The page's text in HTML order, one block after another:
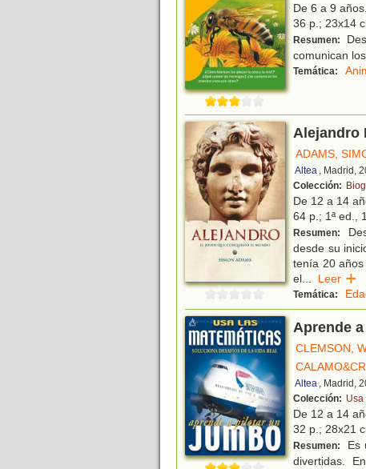
De 6 a 9 años.
36 p.; 23x14
Resumen:
comunican
Temática:
Alejandro
ADAMS,
Altea , Madrid,
Colección:
De 12 a 14
64 p.; 1ª ed.,
Resumen:
desde su
tenía 20
el... Leer
Temática:
Aprende
CLEMSON,
Altea , Madrid,
Colección: Usa
De 12 a 14
32 p.; 28x21
Resumen:
Es
divertidas.